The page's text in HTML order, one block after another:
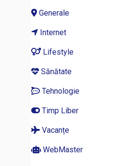
Generale
Internet
Lifestyle
Sănătate
Tehnologie
Timp Liber
Vacanțe
WebMaster